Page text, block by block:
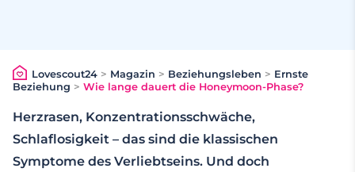
Lovescout24> Magazin > Beziehungsleben > Ernste
Beziehung > Wie lange dauert die Honeymoon-Phase?
Herzrasen, Konzentrationsschwäche,
Schlaflosigkeit – das sind die klassischen
Symptome des Verliebtseins. Und doch